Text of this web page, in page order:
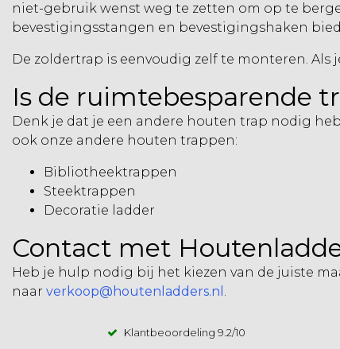
niet-gebruik wenst weg te zetten om op te
bevestigingsstangen en bevestigingshaken
De zoldertrap is eenvoudig zelf te monteren.
Is de ruimtebesparende
Denk je dat je een andere houten trap nodig
ook onze andere houten trappen:
Bibliotheektrappen
Steektrappen
Decoratie ladder
Contact met
Heb je hulp nodig bij het kiezen van de juiste
naar verkoop@houtenladders.nl .
Klantbeoordeling 9.2/10